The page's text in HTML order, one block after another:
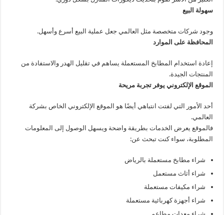
سهولة البيع
وجود شركات متخصصة مثل العالمي جعل عملية البيع أسرع وأسهل.
المحافظة على الموارد
إعادة استخدام المطابخ المستعملة يساهم في تقليل الهدر والاستفادة من
المنتجات الجيدة.
الموقع الإلكتروني يوفر تجربة مريحة
أحد الأمور التي لفتت انتباهي أيضًا هو الموقع الإلكتروني الخاص بشركة
العالمي.
فالموقع يعرض الخدمات بطريقة واضحة ويسهل الوصول إلى المعلومات
المطلوبة، سواء كنت تبحث عن:
شراء مطابخ مستعملة بالرياض
شراء أثاث مستعمل
شراء مكيفات مستعملة
شراء أجهزة كهربائية مستعملة
شراء معدات مطاعم